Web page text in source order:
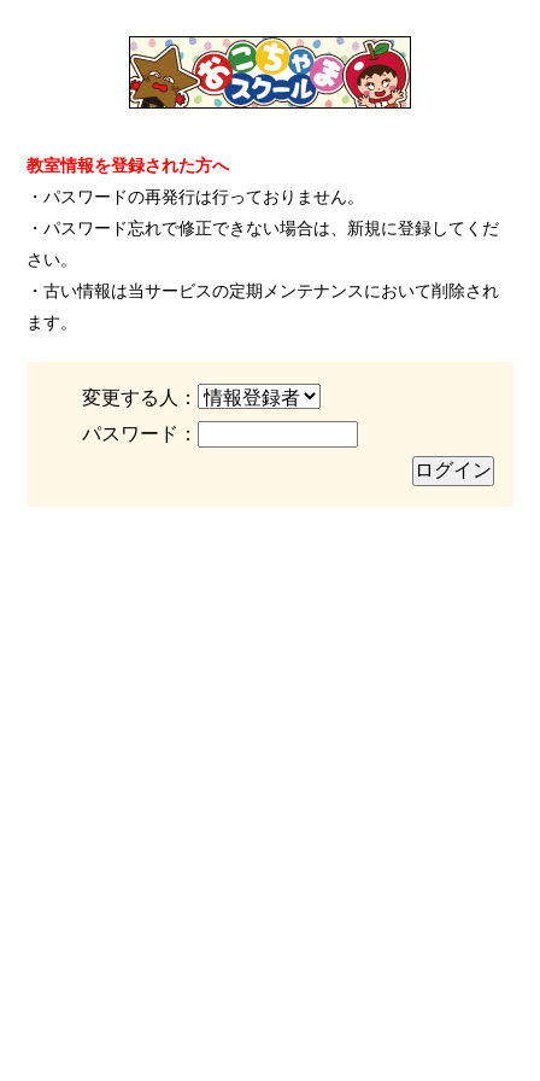
教室情報を登録された方へ
・パスワードの再発行は行っておりません。
・パスワード忘れで修正できない場合は、新規に登録してくだ
さい。
・古い情報は当サービスの定期メンテナンスにおいて削除され
ます。
変更する人：
パスワード：